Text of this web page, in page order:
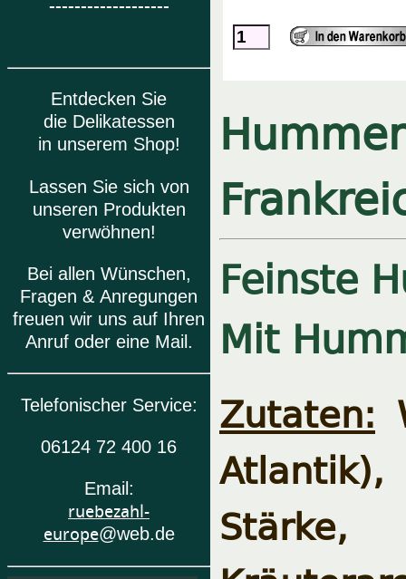
-------------------
Entdecken Sie
die Delikatessen
in unserem Shop!
Lassen Sie sich von
unseren Produkten
verwöhnen!
Bei allen Wünschen,
Fragen & Anregungen
freuen wir uns auf Ihren
Anruf oder eine Mail.
Telefonischer Service:
06124 72 400 16
Email:
ruebezahl-
europe@web.de
Feinste
Mit
Zutaten:
Atlantik),